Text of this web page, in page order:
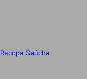
Recopa Gaúcha